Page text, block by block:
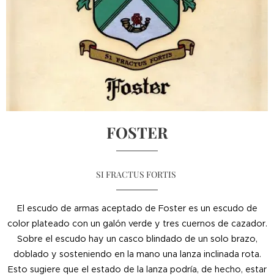
FOSTER
SI FRACTUS FORTIS
El escudo de armas aceptado de Foster es un escudo de
color plateado con un galón verde y tres cuernos de cazador.
Sobre el escudo hay un casco blindado de un solo brazo,
doblado y sosteniendo en la mano una lanza inclinada rota.
Esto sugiere que el estado de la lanza podría, de hecho, estar